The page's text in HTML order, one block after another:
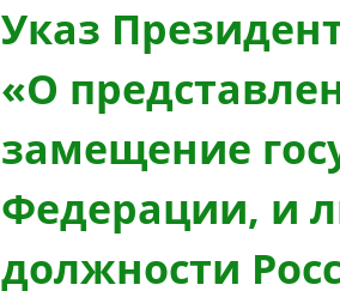
Указ
«О
замещение
Федерации, и
должности